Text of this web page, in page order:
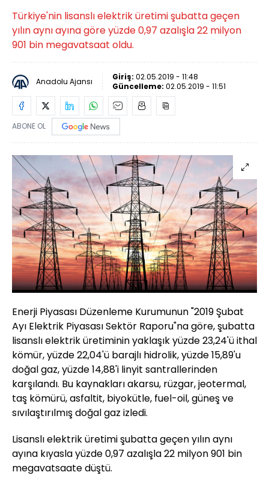
Türkiye'nin lisanslı elektrik üretimi şubatta geçen
yılın aynı ayına göre yüzde 0,97 azalışla 22 milyon
901 bin megavatsaat oldu.
Anadolu Ajansı Giriş: 02.05.2019 - 11:48
Güncelleme: 02.05.2019 - 11:51
ABONE OL
Enerji Piyasası Düzenleme Kurumunun "2019 Şubat
Ayı Elektrik Piyasası Sektör Raporu"na göre, şubatta
lisanslı elektrik üretiminin yaklaşık yüzde 23,24'ü ithal
kömür, yüzde 22,04'ü barajlı hidrolik, yüzde 15,89'u
doğal gaz, yüzde 14,88'i linyit santrallerinden
karşılandı. Bu kaynakları akarsu, rüzgar, jeotermal,
taş kömürü, asfaltit, biyokütle, fuel-oil, güneş ve
sıvılaştırılmış doğal gaz izledi.
Lisanslı elektrik üretimi şubatta geçen yılın aynı
ayına kıyasla yüzde 0,97 azalışla 22 milyon 901 bin
megavatsaate düştü.